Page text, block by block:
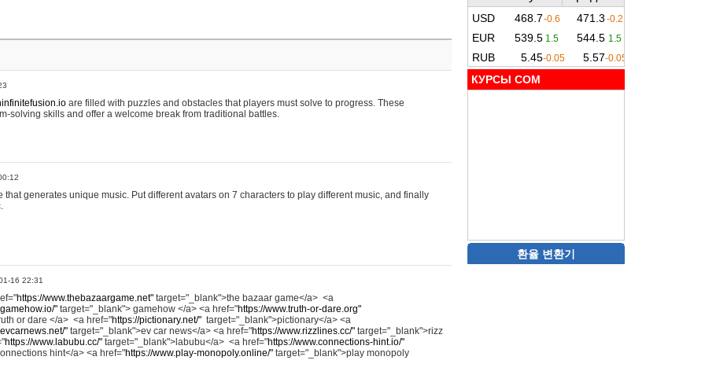
are filled with puzzles and obstacles that players must solve to progress. These
solving skills and offer a welcome break from traditional battles.
that generates unique music. Put different avatars on 7 characters to play different music, and finally
16 22:31
https://www.thebazaargame.net" target="_blank">the bazaar game</a> <a
" target="_blank"> gamehow </a> <a href="https://www.truth-or-dare.org"
or dare </a> <a href="https://pictionary.net/" target="_blank">pictionary</a> <a
" target="_blank">ev car news</a> <a href="https://www.rizzlines.cc/" target="_blank">rizz
https://www.labubu.cc/" target="_blank">labubu</a> <a href="https://www.connections-hint.io/"
hint</a> <a href="https://www.play-monopoly.online/" target="_blank">play monopoly
КУРСЫ COM
환율 변환기